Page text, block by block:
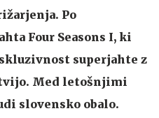
Po
Four Seasons I, ki
superjahte z
Med letošnjimi
slovensko obalo.